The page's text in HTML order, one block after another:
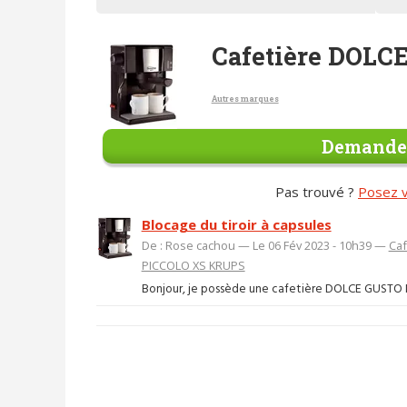
Cafetière
Autres marques
Pas trouvé ? Posez
Blocage du tiroir à capsules
De : Rose cachou — Le 06 Fév 2023 - 10h39 —
PICCOLO XS KRUPS
Bonjour, je possède une cafetière DOLCE